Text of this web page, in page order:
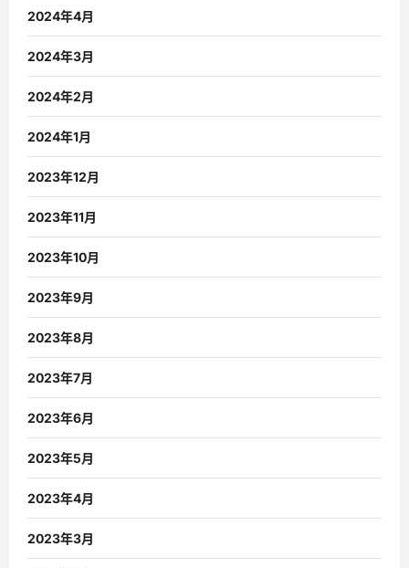
2024年4月
2024年3月
2024年2月
2024年1月
2023年12月
2023年11月
2023年10月
2023年9月
2023年8月
2023年7月
2023年6月
2023年5月
2023年4月
2023年3月